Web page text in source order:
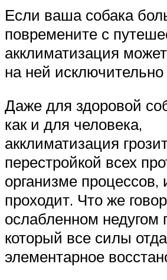
Если ваша собака
повремените с
акклиматизация
на ней исключительно
Даже для здоровой
как и для человека,
акклиматизация
перестройкой всех
организме процессов,
проходит. Что же
ослабленном недугом
который все силы
элементарное